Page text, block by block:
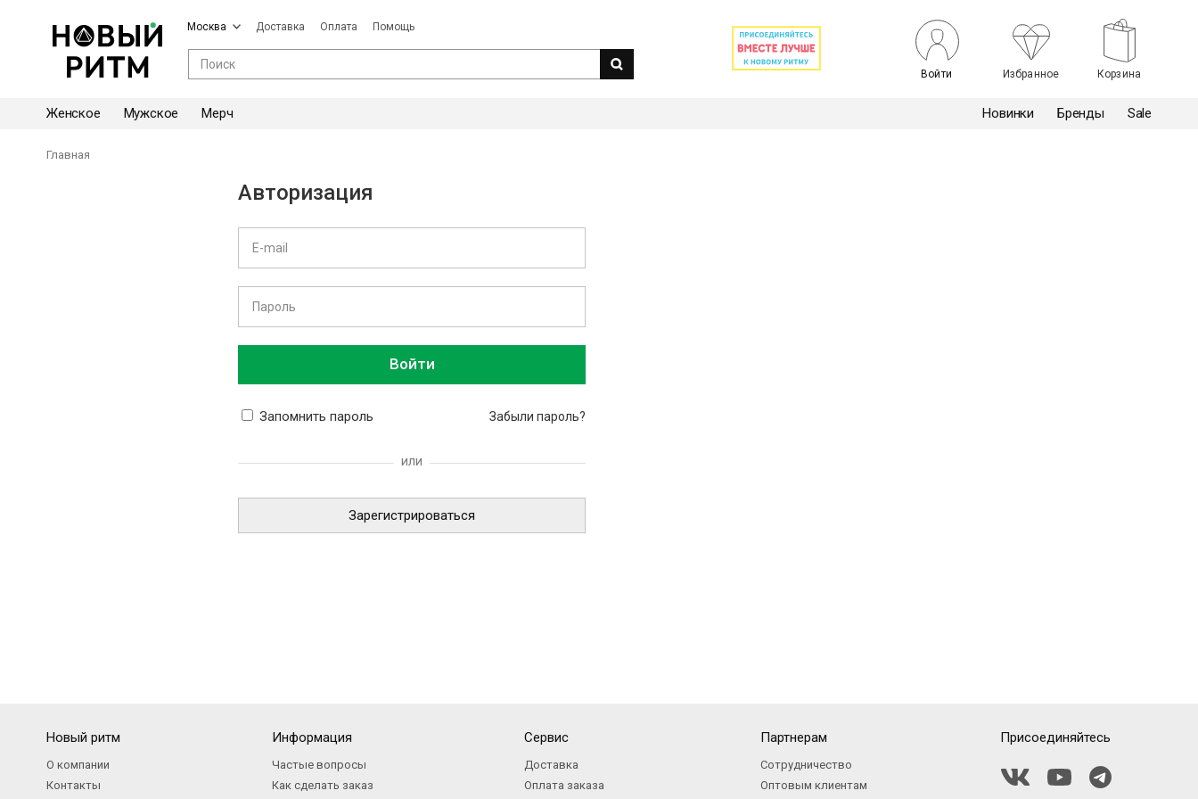
Москва Доставка Оплата Помощь
Войти Избранное Корзина
Женское Мужское Мерч Новинки Бренды Sale
Главная
Авторизация
Войти
Запомнить пароль Забыли пароль?
Зарегистрироваться
Новый ритм
О компании
Контакты
Информация
Частые вопросы
Как сделать заказ
Сервис
Доставка
Оплата заказа
Партнерам
Сотрудничество
Оптовым клиентам
Присоединяйтесь